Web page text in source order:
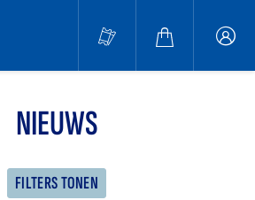
NIEUWS
FILTERS TONEN